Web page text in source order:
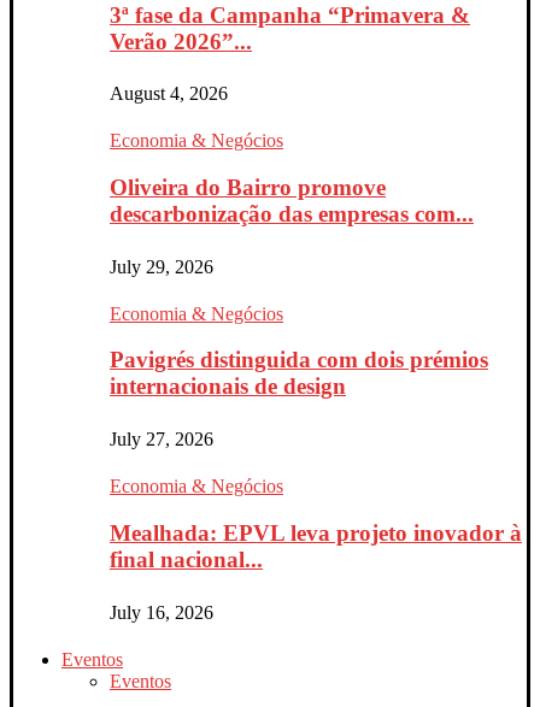
3ª fase da Campanha “Primavera &
Verão 2026”...
August 4, 2026
Economia & Negócios
Oliveira do Bairro promove
descarbonização das empresas com...
July 29, 2026
Economia & Negócios
Pavigrés distinguida com dois prémios
internacionais de design
July 27, 2026
Economia & Negócios
Mealhada: EPVL leva projeto inovador à
final nacional...
July 16, 2026
Eventos
Eventos